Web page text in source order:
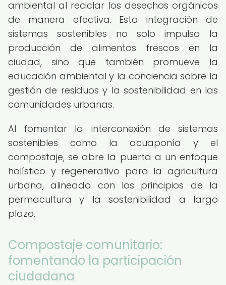
ambiental al reciclar los desechos orgánicos
de manera efectiva. Esta integración de
sistemas sostenibles no solo impulsa la
producción de alimentos frescos en la
ciudad, sino que también promueve la
educación ambiental y la conciencia sobre la
gestión de residuos y la sostenibilidad en las
comunidades urbanas.
Al fomentar la interconexión de sistemas
sostenibles como la acuaponía y el
compostaje, se abre la puerta a un enfoque
holístico y regenerativo para la agricultura
urbana, alineado con los principios de la
permacultura y la sostenibilidad a largo
plazo.
Compostaje comunitario:
fomentando la participación
ciudadana